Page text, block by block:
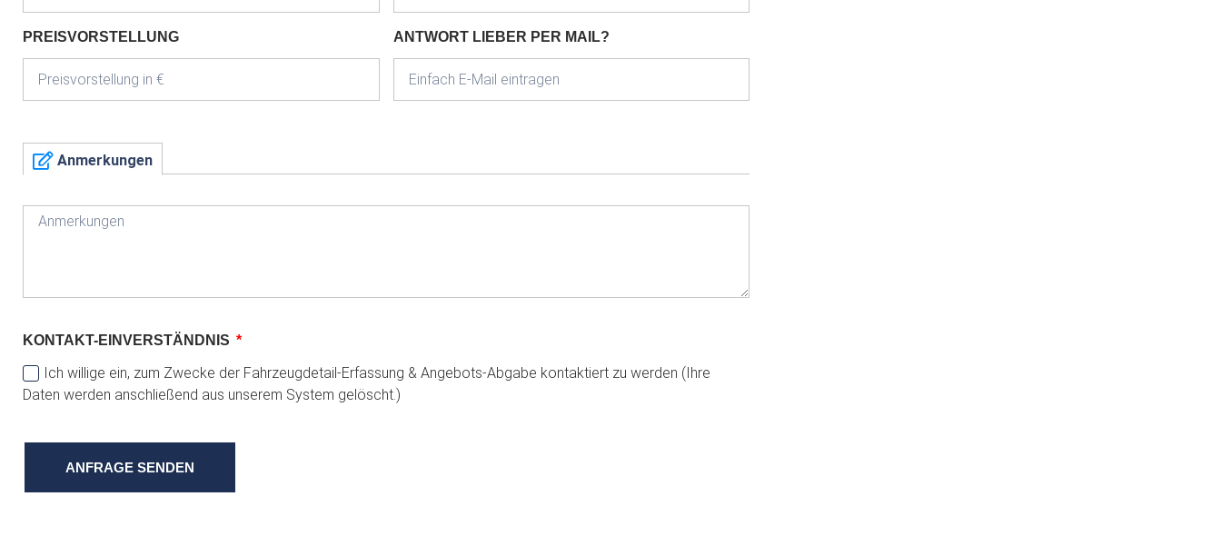
PREISVORSTELLUNG ANTWORT LIEBER PER MAIL?
Anmerkungen
KONTAKT-EINVERSTÄNDNIS
Ich willige ein, zum Zwecke der Fahrzeugdetail-Erfassung & Angebots-Abgabe kontaktiert zu werden (Ihre
Daten werden anschließend aus unserem System gelöscht.)
ANFRAGE SENDEN